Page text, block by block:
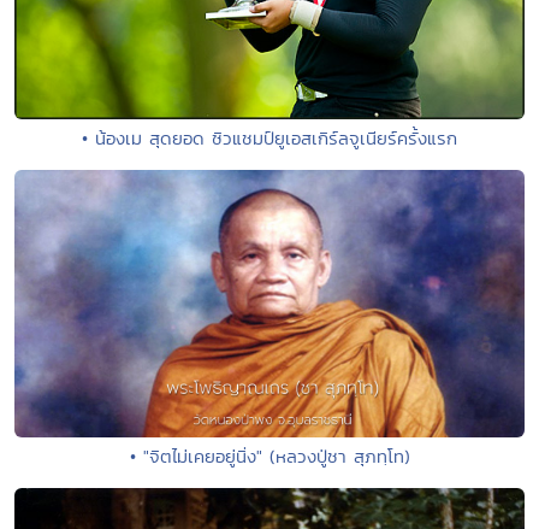
• น้องเม สุดยอด ซิวแชมป์ยูเอสเกิร์ลจูเนียร์ครั้งแรก
• "จิตไม่เคยอยู่นิ่ง" (หลวงปู่ชา สุภทฺโท)